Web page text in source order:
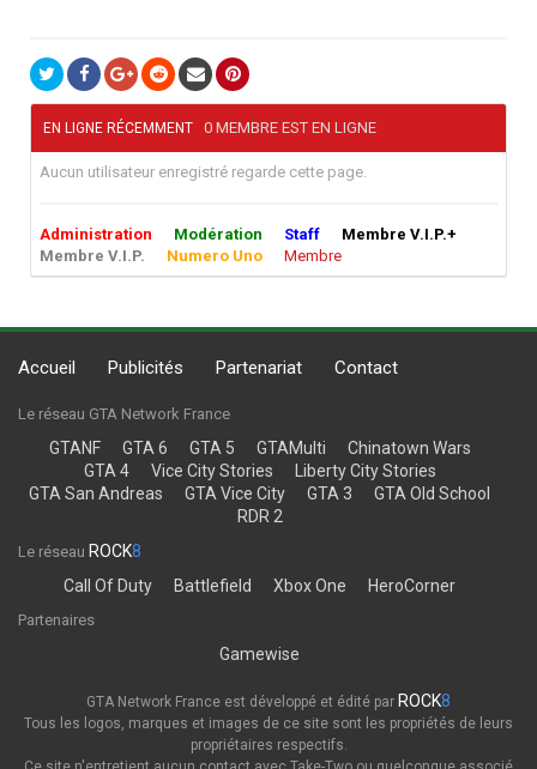
EN LIGNE RÉCEMMENT 0 MEMBRE EST EN LIGNE
Aucun utilisateur enregistré regarde cette page.
Administration Modération Staff
Membre V.I.P.+
Membre V.I.P.
Numero Uno Membre
Accueil Publicités Partenariat Contact
Le réseau GTA Network France
GTANF GTA 6 GTA 5 GTAMulti
Chinatown Wars
GTA 4
Vice City Stories
Liberty City Stories
GTA San Andreas
GTA Vice City GTA 3
GTA Old School
RDR 2
Le réseau ROCK8
Call Of Duty
Battlefield Xbox One HeroCorner
Partenaires
Gamewise
GTA Network France est développé et édité par ROCK8
Tous les logos, marques et images de ce site sont les propriétés de leurs
propriétaires respectifs.